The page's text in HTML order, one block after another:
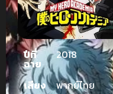
ปีที่
ฉาย
2018
เสียง
พากย์ไทย